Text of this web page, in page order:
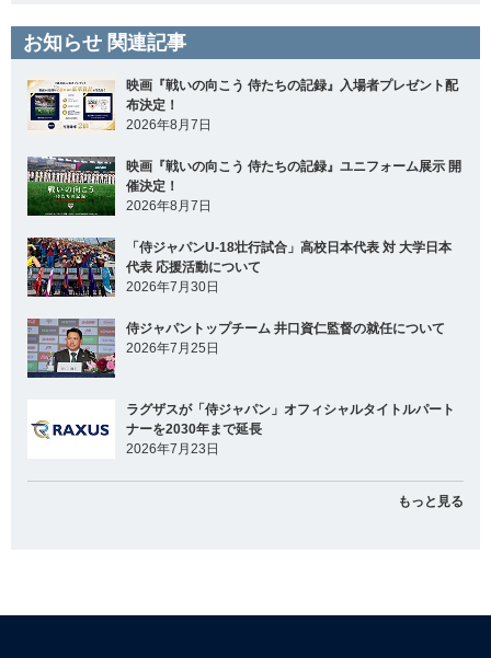
お知らせ 関連記事
映画『戦いの向こう 侍たちの記録』入場者プレゼント配
布決定！
2026年8月7日
映画『戦いの向こう 侍たちの記録』ユニフォーム展示 開
催決定！
2026年8月7日
「侍ジャパンU-18壮行試合」高校日本代表 対 大学日本
代表 応援活動について
2026年7月30日
侍ジャパントップチーム 井口資仁監督の就任について
2026年7月25日
ラグザスが「侍ジャパン」オフィシャルタイトルパート
ナーを2030年まで延長
2026年7月23日
もっと見る